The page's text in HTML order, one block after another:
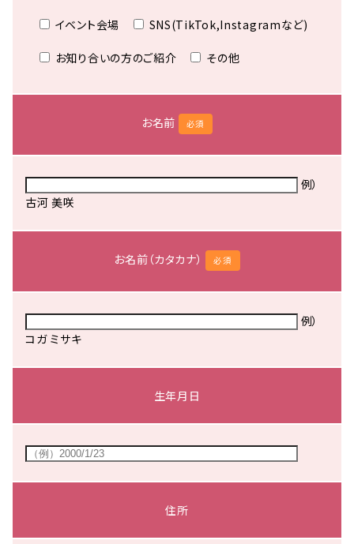
イベント会場 SNS(TikTok,Instagramなど)
お知り合いの方のご紹介 その他
お名前 必須
例）
古河 美咲
お名前（カタカナ） 必須
例）
コガ ミサキ
生年月日
住所